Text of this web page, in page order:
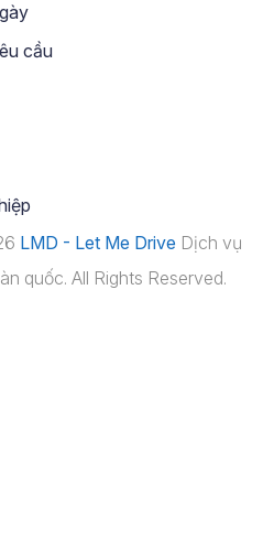
cầu
LMD - Let Me Drive Dịch vụ
quốc. All Rights Reserved.